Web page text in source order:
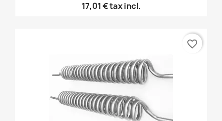
17,01 €tax incl.
favorite_border